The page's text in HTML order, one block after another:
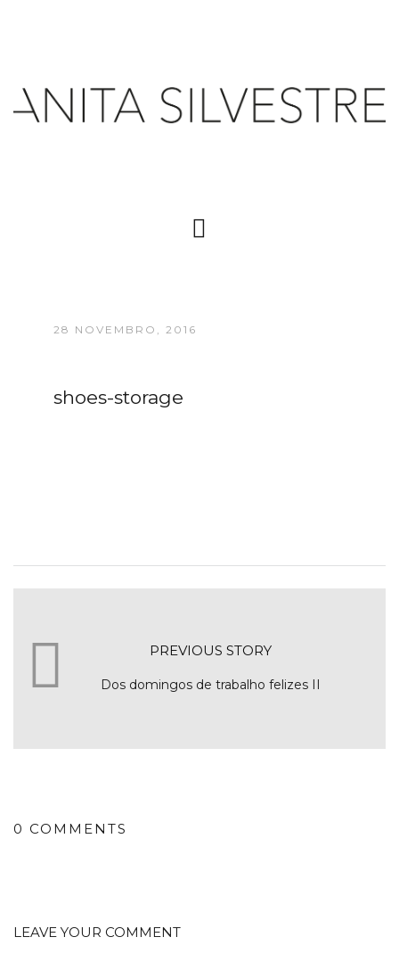
28 NOVEMBRO, 2016
shoes-storage
PREVIOUS STORY
Dos domingos de trabalho felizes II
0 COMMENTS
LEAVE YOUR COMMENT